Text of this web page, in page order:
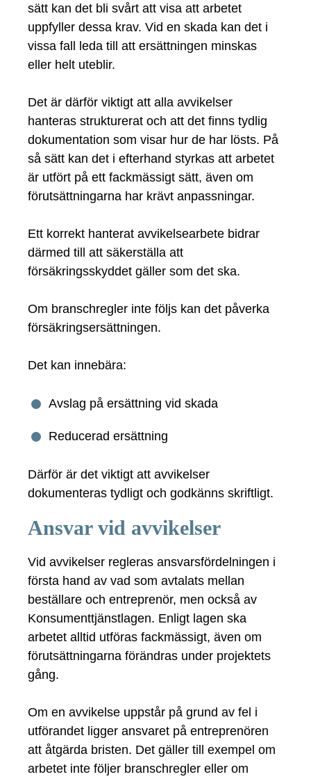
sätt kan det bli svårt att visa att arbetet
uppfyller dessa krav. Vid en skada kan det i
vissa fall leda till att ersättningen minskas
eller helt uteblir.
Det är därför viktigt att alla avvikelser
hanteras strukturerat och att det finns tydlig
dokumentation som visar hur de har lösts. På
så sätt kan det i efterhand styrkas att arbetet
är utfört på ett fackmässigt sätt, även om
förutsättningarna har krävt anpassningar.
Ett korrekt hanterat avvikelsearbete bidrar
därmed till att säkerställa att
försäkringsskyddet gäller som det ska.
Om branschregler inte följs kan det påverka
försäkringsersättningen.
Det kan innebära:
Avslag på ersättning vid skada
Reducerad ersättning
Därför är det viktigt att avvikelser
dokumenteras tydligt och godkänns skriftligt.
Ansvar vid avvikelser
Vid avvikelser regleras ansvarsfördelningen i
första hand av vad som avtalats mellan
beställare och entreprenör, men också av
Konsumenttjänstlagen. Enligt lagen ska
arbetet alltid utföras fackmässigt, även om
förutsättningarna förändras under projektets
gång.
Om en avvikelse uppstår på grund av fel i
utförandet ligger ansvaret på entreprenören
att åtgärda bristen. Det gäller till exempel om
arbetet inte följer branschregler eller om